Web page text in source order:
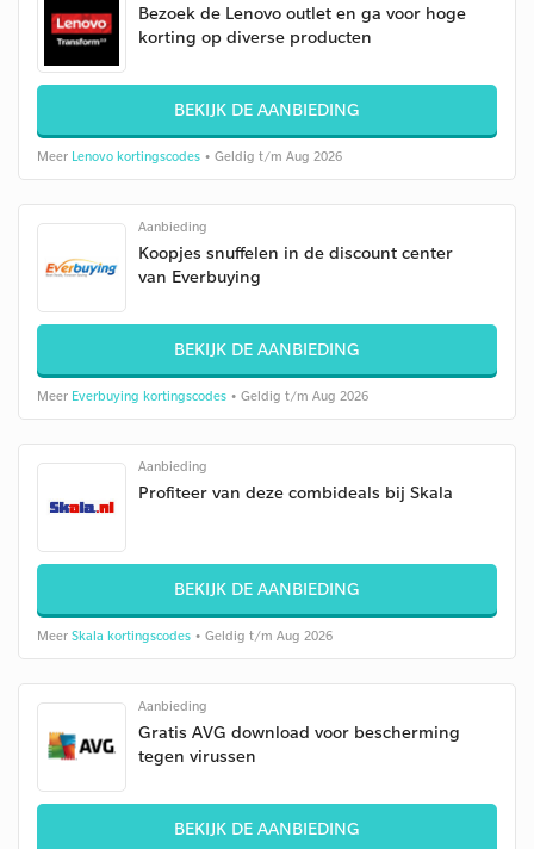
Bezoek de Lenovo outlet en ga voor hoge
korting op diverse producten
BEKIJK DE AANBIEDING
Meer Lenovo kortingscodes • Geldig t/m Aug 2026
Aanbieding
Koopjes snuffelen in de discount center
van Everbuying
BEKIJK DE AANBIEDING
Meer Everbuying kortingscodes • Geldig t/m Aug 2026
Aanbieding
Profiteer van deze combideals bij Skala
BEKIJK DE AANBIEDING
Meer Skala kortingscodes • Geldig t/m Aug 2026
Aanbieding
Gratis AVG download voor bescherming
tegen virussen
BEKIJK DE AANBIEDING